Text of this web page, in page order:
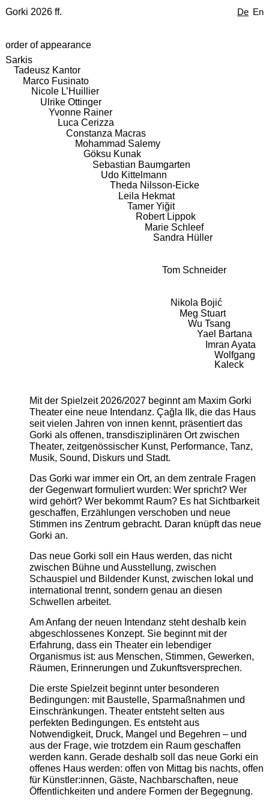
De En
Gorki 2026 ff.
order of appearance
Sarkis
Tadeusz Kantor
Marco Fusinato
Nicole L’Huillier
Ulrike Ottinger
Yvonne Rainer
Luca Cerizza
Constanza Macras
Mohammad Salemy
Göksu Kunak
Sebastian Baumgarten
Udo Kittelmann
Theda Nilsson-Eicke
Leila Hekmat
Tamer Yiğit
Robert Lippok
Marie Schleef
Sandra Hüller
Tom Schneider
Nikola Bojić
Meg Stuart
Wu Tsang
Yael Bartana
Imran Ayata
Wolfgang
Kaleck
Mit der Spielzeit 2026/2027 beginnt am Maxim Gorki
Theater eine neue Intendanz. Çağla Ilk, die das Haus
seit vielen Jahren von innen kennt, präsentiert das
Gorki als offenen, transdisziplinären Ort zwischen
Theater, zeitgenössischer Kunst, Performance, Tanz,
Musik, Sound, Diskurs und Stadt.
Das Gorki war immer ein Ort, an dem zentrale Fragen
der Gegenwart formuliert wurden: Wer spricht? Wer
wird gehört? Wer bekommt Raum? Es hat Sichtbarkeit
geschaffen, Erzählungen verschoben und neue
Stimmen ins Zentrum gebracht. Daran knüpft das neue
Gorki an.
Das neue Gorki soll ein Haus werden, das nicht
zwischen Bühne und Ausstellung, zwischen
Schauspiel und Bildender Kunst, zwischen lokal und
international trennt, sondern genau an diesen
Schwellen arbeitet.
Am Anfang der neuen Intendanz steht deshalb kein
abgeschlossenes Konzept. Sie beginnt mit der
Erfahrung, dass ein Theater ein lebendiger
Organismus ist: aus Menschen, Stimmen, Gewerken,
Räumen, Erinnerungen und Zukunftsversprechen.
Die erste Spielzeit beginnt unter besonderen
Bedingungen: mit Baustelle, Sparmaßnahmen und
Einschränkungen. Theater entsteht selten aus
perfekten Bedingungen. Es entsteht aus
Notwendigkeit, Druck, Mangel und Begehren – und
aus der Frage, wie trotzdem ein Raum geschaffen
werden kann. Gerade deshalb soll das neue Gorki ein
offenes Haus werden: offen von Mittag bis nachts, offen
für Künstler:innen, Gäste, Nachbarschaften, neue
Öffentlichkeiten und andere Formen der Begegnung.